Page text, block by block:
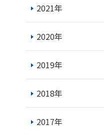
2021年
2020年
2019年
2018年
2017年